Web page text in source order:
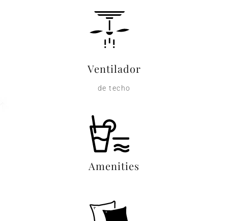
Ventilador
de techo​
Amenities